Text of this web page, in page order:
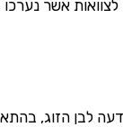
הדדיות. בכל הנוגע לצוואות
לבן הזוג,